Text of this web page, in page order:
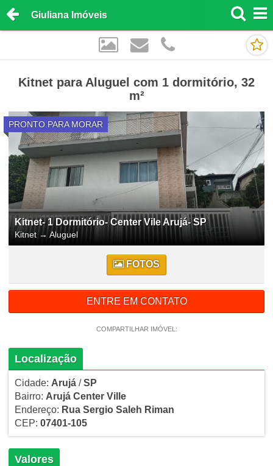
Giuliana Imóveis
Kitnet para Aluguel com 1 dormitório, 32
m²
PRONTO PARA MORAR
Kitnet- 1 Dormitório- Center Vile Arujá- SP
Kitnet→Aluguel
FOTOS
ENTRE EM CONTATO
COMPARTILHAR IMÓVEL:
Localização
Cidade: Arujá/SP
Bairro: Arujá Center Ville
Endereço: Rua Sergio Saleh Riman
CEP: 07401-105
Valores